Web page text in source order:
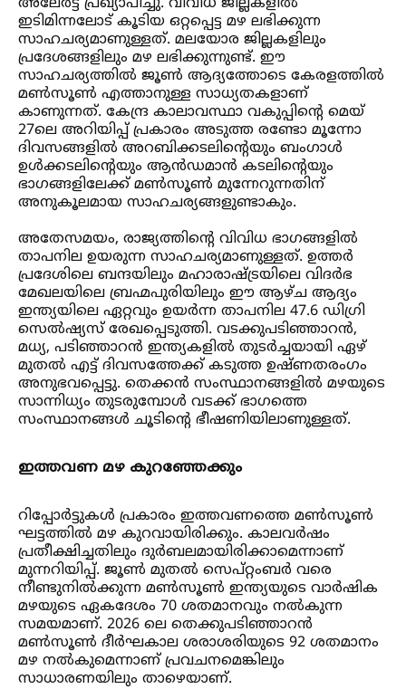
അലേർട്ട് പ്രഖ്യാപിച്ചു. വിവിധ ജില്ലകളില്‍
ഇടിമിന്നലോട് കൂടിയ ഒറ്റപ്പെട്ട മഴ ലഭിക്കുന്ന
സാഹചര്യമാണുള്ളത്. മലയോര ജില്ലകളിലും
പ്രദേശങ്ങളിലും മഴ ലഭിക്കുന്നുണ്ട്. ഈ
സാഹചര്യത്തില്‍ ജൂണ്‍ ആദ്യത്തോടെ കേരളത്തില്‍
മണ്‍സൂണ്‍ എത്താനുള്ള സാധ്യതകളാണ്
കാണുന്നത്. കേന്ദ്ര കാലാവസ്ഥാ വകുപ്പിൻ്റെ മെയ്
27ലെ അറിയിപ്പ് പ്രകാരം അടുത്ത രണ്ടോ മൂന്നോ
ദിവസങ്ങളില്‍ അറബിക്കടലിന്റെയും ബംഗാള്‍
ഉള്‍ക്കടലിന്റെയും ആൻഡമാൻ കടലിന്റെയും
ഭാഗങ്ങളിലേക്ക് മണ്‍സൂണ്‍ മുന്നേറുന്നതിന്
അനുകൂലമായ സാഹചര്യങ്ങളുണ്ടാകും.
അതേസമയം, രാജ്യത്തിന്റെ വിവിധ ഭാഗങ്ങളില്‍
താപനില ഉയരുന്ന സാഹചര്യമാണുള്ളത്. ഉത്തർ
പ്രദേശിലെ ബന്ദയിലും മഹാരാഷ്ട്രയിലെ വിദർഭ
മേഖലയിലെ ബ്രഹ്മപുരിയിലും ഈ ആഴ്ച ആദ്യം
ഇന്ത്യയിലെ ഏറ്റവും ഉയർന്ന താപനില 47.6 ഡിഗ്രി
സെല്‍ഷ്യസ് രേഖപ്പെടുത്തി. വടക്കുപടിഞ്ഞാറൻ,
മധ്യ, പടിഞ്ഞാറൻ ഇന്ത്യകളില്‍ തുടർച്ചയായി ഏഴ്
മുതല്‍ എട്ട് ദിവസത്തേക്ക് കടുത്ത ഉഷ്ണതരംഗം
അനുഭവപ്പെട്ടു. തെക്കൻ സംസ്ഥാനങ്ങളില്‍ മഴയുടെ
സാന്നിധ്യം തുടരുമ്പോള്‍ വടക്ക് ഭാഗത്തെ
സംസ്ഥാനങ്ങള്‍ ചൂടിൻ്റെ ഭീഷണിയിലാണുള്ളത്.
ഇത്തവണ മഴ കുറഞ്ഞേക്കും
റിപ്പോർട്ടുകള്‍ പ്രകാരം ഇത്തവണത്തെ മണ്‍സൂണ്‍
ഘട്ടത്തില്‍ മഴ കുറവായിരിക്കും. കാലവർഷം
പ്രതീക്ഷിച്ചതിലും ദുർബലമായിരിക്കാമെന്നാണ്
മുന്നറിയിപ്പ്. ജൂണ്‍ മുതല്‍ സെപ്റ്റംബർ വരെ
നീണ്ടുനില്‍ക്കുന്ന മണ്‍സൂണ്‍ ഇന്ത്യയുടെ വാർഷിക
മഴയുടെ ഏകദേശം 70 ശതമാനവും നല്‍കുന്ന
സമയമാണ്. 2026 ലെ തെക്കുപടിഞ്ഞാറൻ
മണ്‍സൂണ്‍ ദീർഘകാല ശരാശരിയുടെ 92 ശതമാനം
മഴ നല്‍കുമെന്നാണ് പ്രവചനമെങ്കിലും
സാധാരണയിലും താഴെയാണ്.